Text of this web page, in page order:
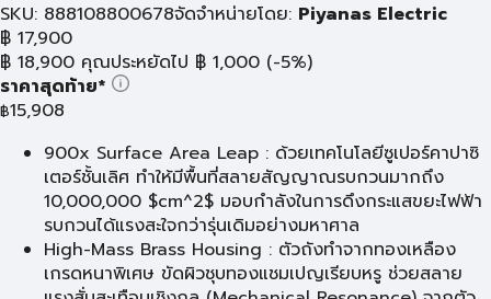
SKU: 888108800678จัดจำหน่ายโดย: Piyanas Electric
฿ 17,900
฿ 18,900 คุณประหยัดไป ฿ 1,000 (-5%)
ราคาสุดท้าย*
฿15,908
900x Surface Area Leap : ด้วยเทคโนโลยีซูเปอร์คาปาซิ
เตอร์ชั้นเลิศ ทำให้มีพื้นที่สลายสัญญาณรบกวนมากถึง
10,000,000 $cm^2$ มอบกำลังในการดึงกระแสขยะไฟฟ้า
รบกวนได้แรงสะใจกว่ารุ่นเดิมอย่างมหาศาล
High-Mass Brass Housing : ตัวถังทำจากทองเหลือง
เกรดหนาพิเศษ ขัดผิวชุบทองแชมเปญเรียบหรู ช่วยสลาย